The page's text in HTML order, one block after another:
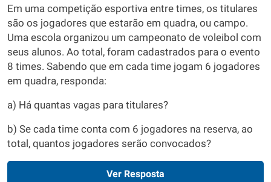
Em uma competição esportiva entre times, os titulares
são os jogadores que estarão em quadra, ou campo.
Uma escola organizou um campeonato de voleibol com
seus alunos. Ao total, foram cadastrados para o evento
8 times. Sabendo que em cada time jogam 6 jogadores
em quadra, responda:
a) Há quantas vagas para titulares?
b) Se cada time conta com 6 jogadores na reserva, ao
total, quantos jogadores serão convocados?
Ver Resposta